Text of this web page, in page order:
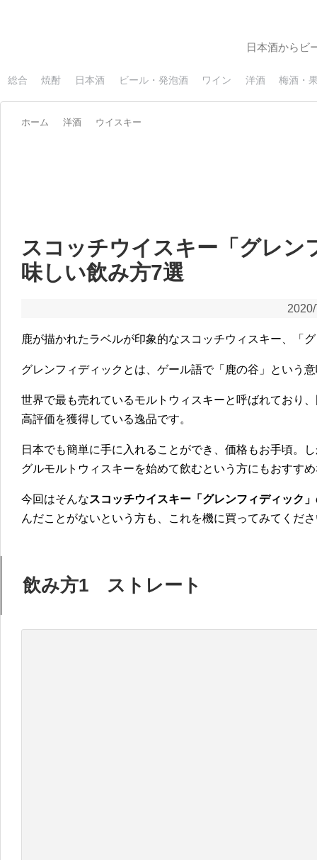
日本酒からビ
総合 焼酎 日本酒 ビール・発泡酒 ワイン 洋酒 梅酒・
ホーム 洋酒 ウイスキー
スコッチウイスキー「グレン
味しい飲み方7選
鹿が描かれたラベルが印象的なスコッチウィスキー、「
グレンフィディックとは、ゲール語で「鹿の谷」という
世界で最も売れているモルトウィスキーと呼ばれており
高評価を獲得している逸品です。
日本でも簡単に手に入れることができ、価格もお手頃。
グルモルトウィスキーを始めて飲むという方にもおすす
今回はそんなスコッチウイスキー「グレンフィディック
んだことがないという方も、これを機に買ってみてくだ
飲み方1 ストレート